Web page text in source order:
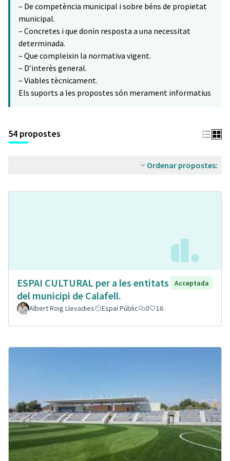
– De competència municipal i sobre béns de propietat
municipal.
– Concretes i que donin resposta a una necessitat
determinada.
– Que compleixin la normativa vigent.
– D’interès general.
– Viables tècnicament.
Els suports a les propostes són merament informatius
54 propostes
Ordenar propostes:
ESPAI CULTURAL per a les entitats
del municipi de Calafell.
Acceptada
Albert Roig Llevadies Espai Públic 0 16